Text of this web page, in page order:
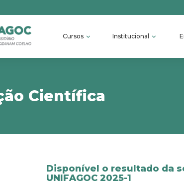
Cursos Institucional
Científica
Disponível o resultado da
UNIFAGOC 2025-1